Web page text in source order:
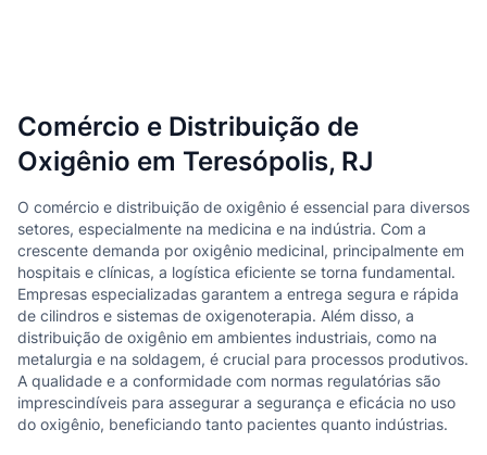
Comércio e Distribuição de
Oxigênio em Teresópolis, RJ
O comércio e distribuição de oxigênio é essencial para diversos
setores, especialmente na medicina e na indústria. Com a
crescente demanda por oxigênio medicinal, principalmente em
hospitais e clínicas, a logística eficiente se torna fundamental.
Empresas especializadas garantem a entrega segura e rápida
de cilindros e sistemas de oxigenoterapia. Além disso, a
distribuição de oxigênio em ambientes industriais, como na
metalurgia e na soldagem, é crucial para processos produtivos.
A qualidade e a conformidade com normas regulatórias são
imprescindíveis para assegurar a segurança e eficácia no uso
do oxigênio, beneficiando tanto pacientes quanto indústrias.